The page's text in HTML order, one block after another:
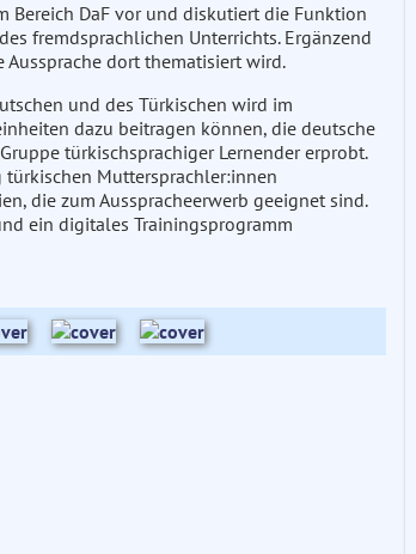
Bereich DaF vor und diskutiert die Funktion
fremdsprachlichen Unterrichts. Ergänzend
dort thematisiert wird.
und des Türkischen wird im
dazu beitragen können, die deutsche
türkischsprachiger Lernender erprobt.
türkischen Muttersprachler:innen
die zum Ausspracheerwerb geeignet sind.
ein digitales Trainingsprogramm